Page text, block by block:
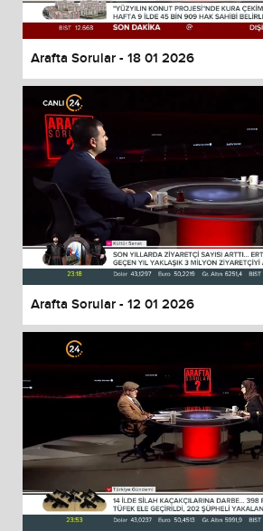
Arafta Sorular - 18 01 2026
Arafta Sorular - 12 01 2026